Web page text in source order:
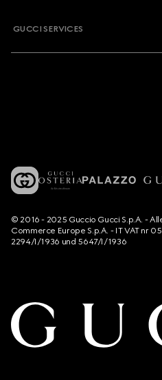
GUCCI SERVICES
© 2016 - 2025 Guccio Gucci S.p.A. -
Commerce Europe S.p.A. - IT VAT nr
2294/I/1936 und 5647/I/1936